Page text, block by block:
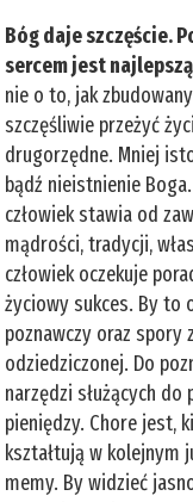
Bóg daje szczęście.
sercem jest
nie o to, jak
szczęśliwie przeżyć
drugorzędne. Mniej
bądź nieistnienie
człowiek stawia od
mądrości, tradycji,
człowiek oczekuje
życiowy sukces. By to
poznawczy oraz
odziedziczonej. Do
narzędzi służących
pieniędzy. Chore jest,
kształtują w kolejnym
memy. By widzieć